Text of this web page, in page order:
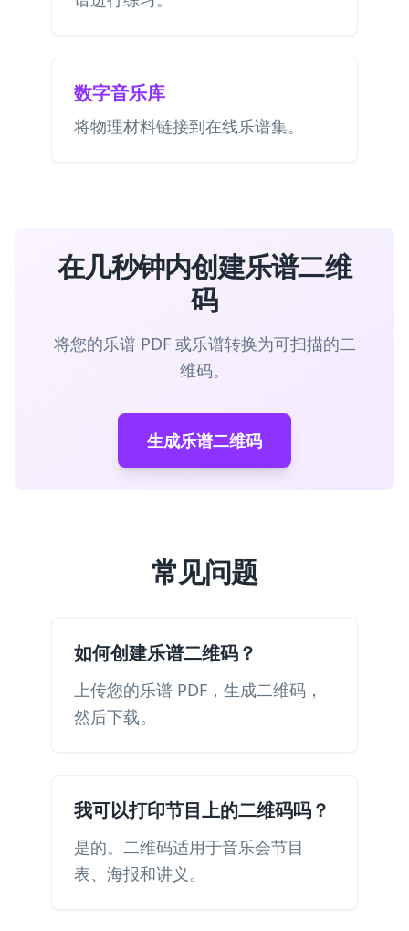
数字音乐库
将物理材料链接到在线乐谱集。
在几秒钟内创建乐谱二维
码
将您的乐谱 PDF 或乐谱转换为可扫描的二
维码。
生成乐谱二维码
常见问题
如何创建乐谱二维码？
上传您的乐谱 PDF，生成二维码，
然后下载。
我可以打印节目上的二维码吗？
是的。二维码适用于音乐会节目
表、海报和讲义。